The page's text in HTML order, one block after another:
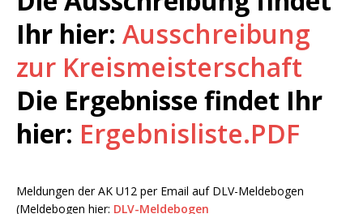
Ihr hier: Ausschreibung
zur Kreismeisterschaft
Die Ergebnisse findet Ihr
hier: Ergebnisliste.PDF
Meldungen der AK U12 per Email auf DLV-Meldebogen
(Meldebogen hier: DLV-Meldebogen